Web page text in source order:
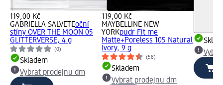
119,00 Kč
GABRIELLA SALVETEoční
stíny OVER THE MOON 05
GLITTERVERSE, 4 g
(0)
Skladem
Vybrat prodejnu dm
119,00 Kč
MAYBELLINE NEW
YORKpudr Fit me
Matte+Poreless 105 Natural
Ivory, 9 g
(58)
Skladem
Vybrat prodejnu dm